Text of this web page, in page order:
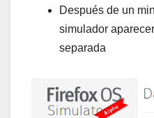
Después de un
simulador
separada